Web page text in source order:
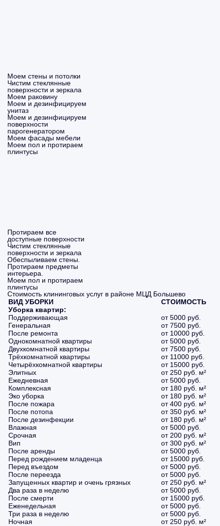
Моем стены и потолки
Чистим стеклянные
поверхности и зеркала
Моем раковину
Моем и дезинфицируем
унитаз
Моем и дезинфицируем
поверхности
парогенератором
Моем фасады мебели
Моем пол и протираем
плинтусы
Протираем все
доступные поверхности
Чистим стеклянные
поверхности и зеркала
Обеспыливаем стены.
Протираем предметы
интерьера.
Моем пол и протираем
плинтусы
Стоимость клининговых услуг в районе МЦД Большево
ВИД УБОРКИ
СТОИМОСТЬ
Уборка квартир:
Поддерживающая
от 5000 руб.
Генеральная
от 7500 руб.
После ремонта
от 10000 руб.
Однокомнатной квартиры
от 5000 руб.
Двухкомнатной квартиры
от 7500 руб.
Трёхкомнатной квартиры
от 11000 руб.
Четырёхкомнатной квартиры
от 15000 руб.
Элитных
от 250 руб. м²
Ежедневная
от 5000 руб.
Комплексная
от 180 руб. м²
Эко уборка
от 180 руб. м²
После пожара
от 400 руб. м²
После потопа
от 350 руб. м²
После дезинфекции
от 180 руб. м²
Влажная
от 5000 руб.
Срочная
от 200 руб. м²
Вип
от 300 руб. м²
После аренды
от 5000 руб.
Перед рождением младенца
от 15000 руб.
Перед въездом
от 5000 руб.
После переезда
от 5000 руб.
Запущенных квартир и очень грязных
от 250 руб. м²
Два раза в неделю
от 5000 руб.
После смерти
от 15000 руб.
Еженедельная
от 5000 руб.
Три раза в неделю
от 5000 руб.
Ночная
от 250 руб. м²